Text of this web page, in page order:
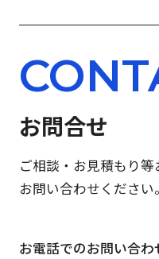
お問合せ
ご相談・お見積もり等
お問い合わせください。
お電話でのお問い合わ